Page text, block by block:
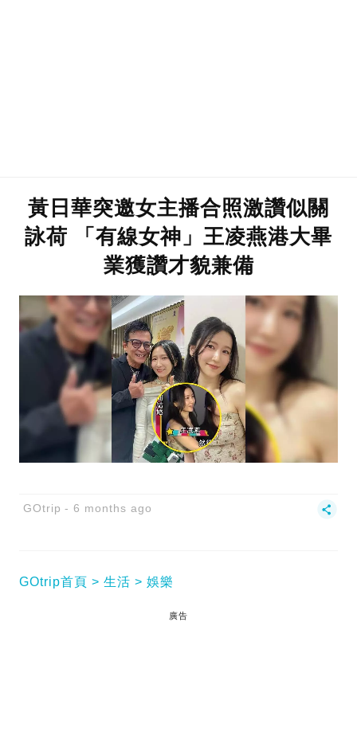
黃日華突邀女主播合照激讚似關
詠荷 「有線女神」王凌燕港大畢
業獲讚才貌兼備
GOtrip 6 months ago
GOtrip首頁 生活 娛樂
廣告